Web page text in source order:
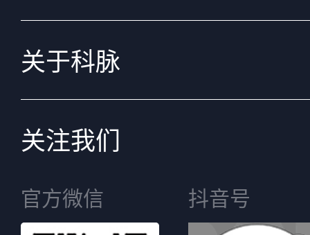
关于科脉
关注我们
官方微信 抖音号